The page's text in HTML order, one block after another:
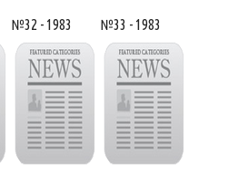
№32 - 1983 №33 - 1983